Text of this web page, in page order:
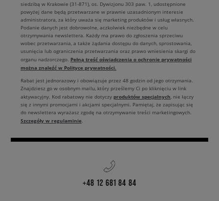
siedzibą w Krakowie (31-871), os. Dywizjonu 303 paw. 1, udostępnione
powyżej dane będą przetwarzane w prawnie uzasadnionym interesie
administratora, za który uważa się marketing produktów i usług własnych.
Podanie danych jest dobrowolne, aczkolwiek niezbędne w celu
otrzymywania newslettera. Każdy ma prawo do zgłoszenia sprzeciwu
wobec przetwarzania, a także żądania dostępu do danych, sprostowania,
usunięcia lub ograniczenia przetwarzania oraz prawo wniesienia skargi do
organu nadzorczego. Pełną treść oświadczenia o ochronie prywatności
można znaleźć w Polityce prywatności.
Rabat jest jednorazowy i obowiązuje przez 48 godzin od jego otrzymania.
Znajdziesz go w osobnym mailu, który prześlemy Ci po kliknięciu w link
aktywacyjny. Kod rabatowy nie dotyczy produktów specjalnych, nie łączy
się z innymi promocjami i akcjami specjalnymi. Pamiętaj, że zapisując się
do newslettera wyrażasz zgodę na otrzymywanie treści marketingowych.
Szczegóły w regulaminie.
+48 12 681 84 84